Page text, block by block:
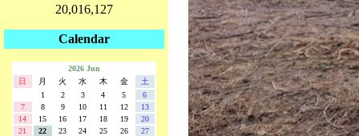
20,016,127
Calendar
2026 Jun
日
月 火 水 木 金
土
1
2 3 4 5
6
7
8 9 10 11 12
13
14
15 16 17 18 19
20
21
22 23 24 25 26
27